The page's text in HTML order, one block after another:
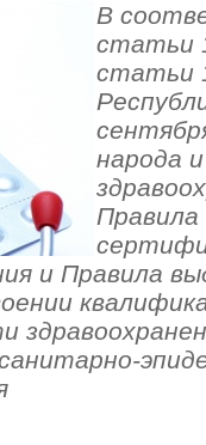
В
статьи
статьи
народа
Правила
и Правила